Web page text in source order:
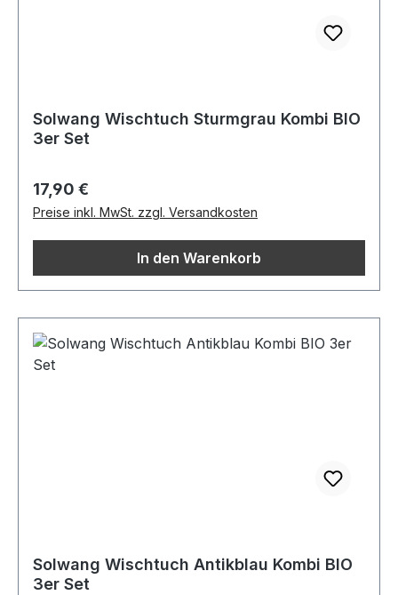
Solwang Wischtuch Sturmgrau Kombi BIO
3er Set
Regulärer Preis:
17,90 €
Preise inkl. MwSt. zzgl. Versandkosten
In den Warenkorb
Solwang Wischtuch Antikblau Kombi BIO
3er Set